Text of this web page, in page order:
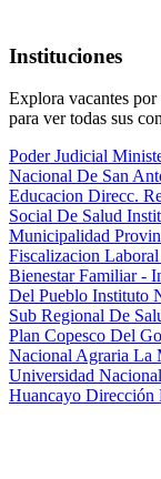
Instituciones
Explora vacantes
para ver todas sus
Poder Judicial
Nacional De San
Educacion Direcc.
Social De Salud
Municipalidad
Fiscalizacion
Bienestar Familiar -
Del Pueblo Instituto
Sub Regional De
Plan Copesco Del
Nacional Agraria La
Universidad
Huancayo Dirección